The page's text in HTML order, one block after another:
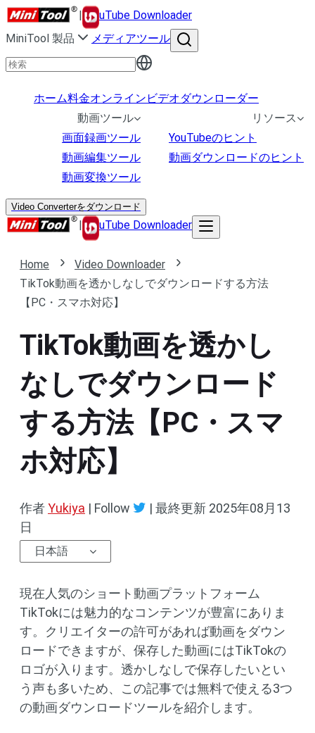
|
uTube Downloader
MiniTool 製品
メディアツール
ホーム料金オンラインビデオダウンローダー
動画ツール
画面録画ツール
動画編集ツール
動画変換ツール
リソース
YouTubeのヒント
動画ダウンロードのヒント
Video Converterをダウンロード
| uTube Downloader
Home
Video Downloader
TikTok動画を透かしなしでダウンロードする方法
【PC・スマホ対応】
TikTok動画を透かし
なしでダウンロード
する方法【PC・スマ
ホ対応】
作者Yukiya | Follow | 最終更新 2025年08月13
日
日本語
現在人気のショート動画プラットフォーム
TikTokには魅力的なコンテンツが豊富にありま
す。クリエイターの許可があれば動画をダウン
ロードできますが、保存した動画にはTikTokの
ロゴが入ります。透かしなしで保存したいとい
う声も多いため、この記事では無料で使える3つ
の動画ダウンロードツールを紹介します。